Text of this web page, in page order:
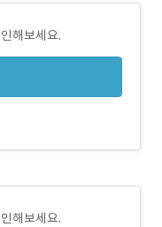
해보세요.
해보세요.